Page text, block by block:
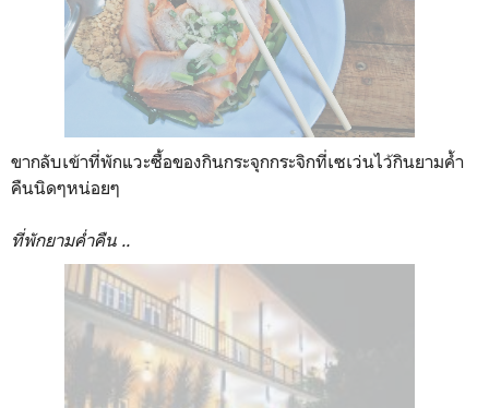
ขากลับเข้าที่พักแวะซื้อของกินกระจุกกระจิกที่เซเว่นไว้กินยามค้ำ
คืนนิดๆหน่อยๆ
ที่พักยามค่ำคืน ..